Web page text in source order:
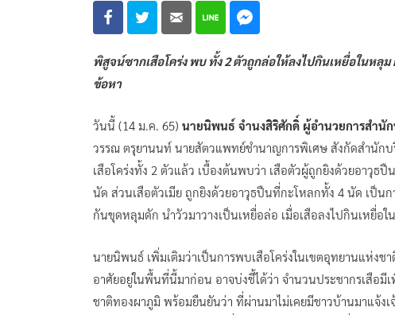
พิสูจน์ซากเสือโคร่ง พบ ทั้ง 2 ตัวถูกล่อให้ลงไปกินเหยื่อในหลุ
ข้อหา
วันนี้ (14 ม.ค. 65) นายนิพนธ์ จำนงสิริศักดิ์ ผู้อำนวยการสำนั
วรรณ ตรุยานนท์ นายสัตวแพทย์ชำนาญการพิเศษ สังกัดสำนัก
เสือโคร่งทั้ง 2 ตัวแล้ว เบื้องต้นพบว่า เสือตัวผู้ถูกยิงด้วยอาวุธ
นัด ส่วนเสือตัวเมีย ถูกยิงด้วยอาวุธปืนที่กะโหลกทั้ง 4 นัด เป็น
กันขุดหลุมดัก นำวัวมาวางเป็นเหยื่อล่อ เมื่อเสือลงไปกินเหยื่อ
นายนิพนธ์ เพิ่มเติมว่าเป็นการพบเสือโคร่งในเขตอุทยานแห่งช
อาศัยอยู่ในพื้นที่นี้มาก่อน อาจบ่งชี้ได้ว่า จำนวนประชากรเสือ
ชาติทองผาภูมิ พร้อมยืนยันว่า ที่ผ่านมาไม่เคยมีชาวบ้านมาแจ้ง